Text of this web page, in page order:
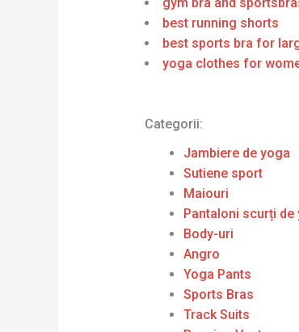
best running shorts
best sports bra for
yoga clothes for
Categorii:
Jambiere de yoga
Sutiene sport
Maiouri
Pantaloni scurți de
Body-uri
Angro
Yoga Pants
Sports Bras
Track Suits